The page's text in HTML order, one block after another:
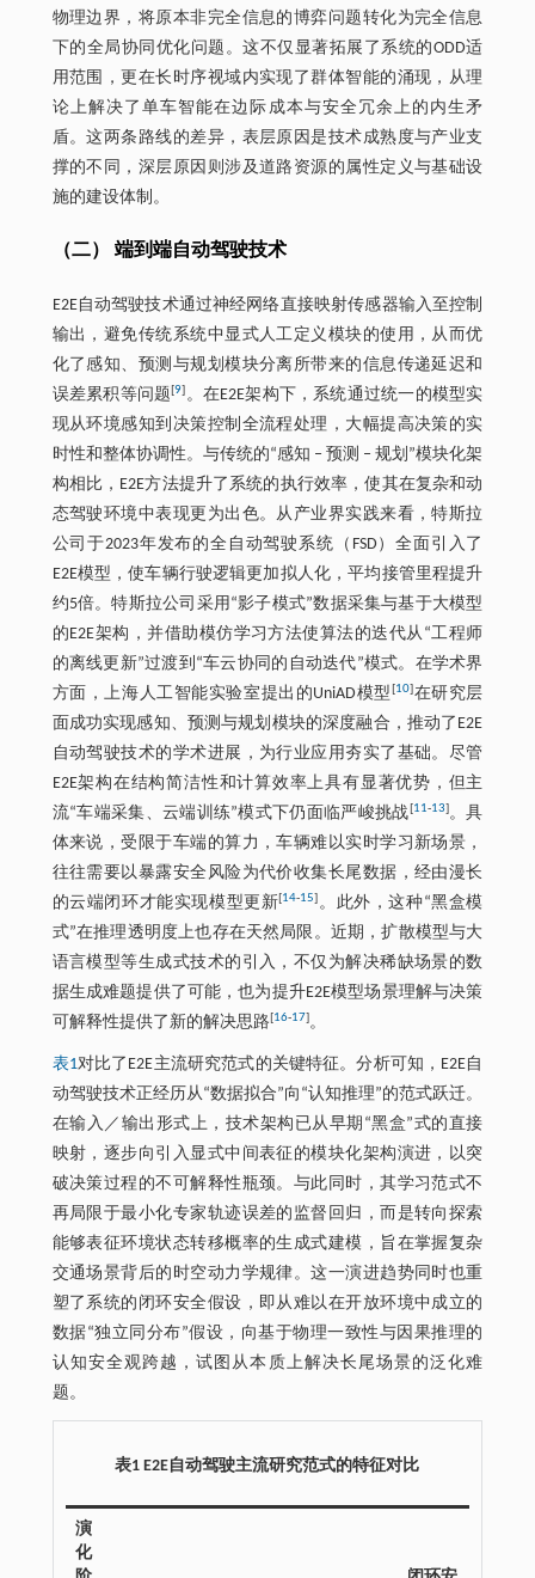
物理边界，将原本非完全信息的博弈问题转化为完全信息
下的全局协同优化问题。这不仅显著拓展了系统的ODD适
用范围，更在长时序视域内实现了群体智能的涌现，从理
论上解决了单车智能在边际成本与安全冗余上的内生矛
盾。这两条路线的差异，表层原因是技术成熟度与产业支
撑的不同，深层原因则涉及道路资源的属性定义与基础设
施的建设体制。
（二） 端到端自动驾驶技术
E2E自动驾驶技术通过神经网络直接映射传感器输入至控制
输出，避免传统系统中显式人工定义模块的使用，从而优
化了感知、预测与规划模块分离所带来的信息传递延迟和
误差累积等问题[9] 。在E2E架构下，系统通过统一的模型实
现从环境感知到决策控制全流程处理，大幅提高决策的实
时性和整体协调性。与传统的“感知 ‒ 预测 ‒ 规划”模块化架
构相比，E2E方法提升了系统的执行效率，使其在复杂和动
态驾驶环境中表现更为出色。从产业界实践来看，特斯拉
公司于2023年发布的全自动驾驶系统（FSD）全面引入了
E2E模型，使车辆行驶逻辑更加拟人化，平均接管里程提升
约5倍。特斯拉公司采用“影子模式”数据采集与基于大模型
的E2E架构，并借助模仿学习方法使算法的迭代从“工程师
的离线更新”过渡到“车云协同的自动迭代”模式。在学术界
方面，上海人工智能实验室提出的UniAD模型[10]在研究层
面成功实现感知、预测与规划模块的深度融合，推动了E2E
自动驾驶技术的学术进展，为行业应用夯实了基础。尽管
E2E架构在结构简洁性和计算效率上具有显著优势，但主
流“车端采集、云端训练”模式下仍面临严峻挑战[11-13]。具
体来说，受限于车端的算力，车辆难以实时学习新场景，
往往需要以暴露安全风险为代价收集长尾数据，经由漫长
的云端闭环才能实现模型更新[14-15] 。此外，这种“黑盒模
式”在推理透明度上也存在天然局限。近期，扩散模型与大
语言模型等生成式技术的引入，不仅为解决稀缺场景的数
据生成难题提供了可能，也为提升E2E模型场景理解与决策
可解释性提供了新的解决思路[16-17]。
表1对比了E2E主流研究范式的关键特征。分析可知，E2E自
动驾驶技术正经历从“数据拟合”向“认知推理”的范式跃迁。
在输入／输出形式上，技术架构已从早期“黑盒”式的直接
映射，逐步向引入显式中间表征的模块化架构演进，以突
破决策过程的不可解释性瓶颈。与此同时，其学习范式不
再局限于最小化专家轨迹误差的监督回归，而是转向探索
能够表征环境状态转移概率的生成式建模，旨在掌握复杂
交通场景背后的时空动力学规律。这一演进趋势同时也重
塑了系统的闭环安全假设，即从难以在开放环境中成立的
数据“独立同分布”假设，向基于物理一致性与因果推理的
认知安全观跨越，试图从本质上解决长尾场景的泛化难
题。
表1 E2E自动驾驶主流研究范式的特征对比
演
化